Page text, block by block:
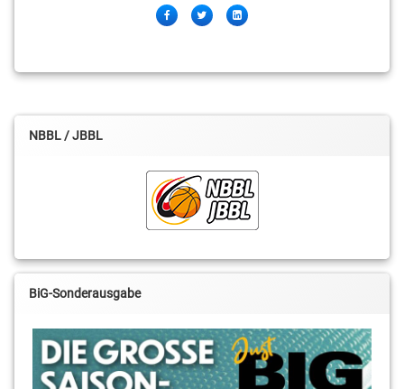
FacebookTwitterLinkedIn
NBBL / JBBL
BiG-Sonderausgabe